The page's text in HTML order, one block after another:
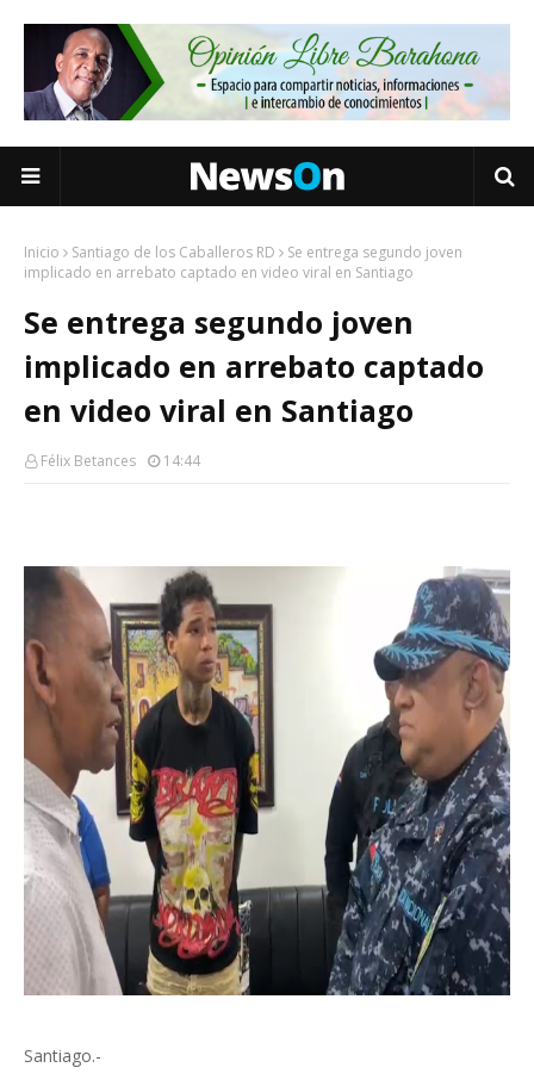
Inicio Santiago de los Caballeros RD
Se entrega segundo joven
implicado en arrebato captado en video viral en Santiago
Se entrega segundo joven
implicado en arrebato captado
en video viral en Santiago
Félix Betances 14:44
Santiago.-